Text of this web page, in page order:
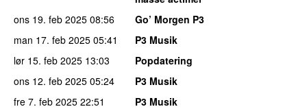
ons 19. feb 2025 08:56
Go’ Morgen P3
man 17. feb 2025 05:41
P3 Musik
lør 15. feb 2025 13:03
Popdatering
ons 12. feb 2025 05:24
P3 Musik
fre 7. feb 2025 22:51
P3 Musik